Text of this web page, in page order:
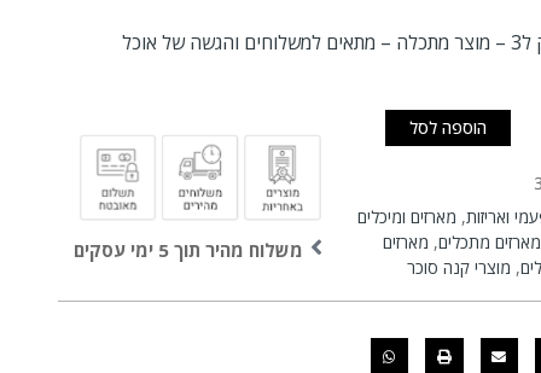
אוכל
הוספה לסל
ואריזות, מארזים ומיכלים
מארזים מתכלים, מארזים
, מוצרי קנה סוכר
משלוח מהיר תוך 5 ימי עסקים